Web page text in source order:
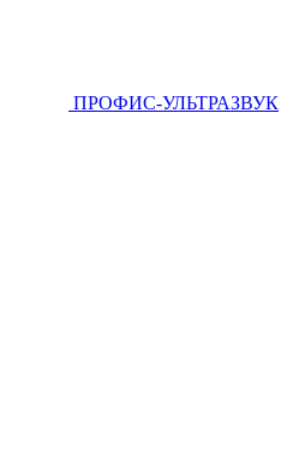
ПРОФИС-УЛЬТРАЗВУК